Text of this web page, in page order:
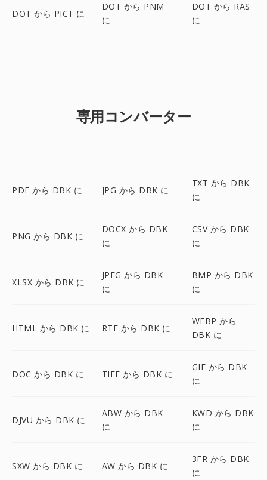
DOT から PICT に
DOT から PNM
に
DOT から RAS
に
専用コンバーター
PDF から DBK に JPG から DBK に
TXT から DBK
に
PNG から DBK に
DOCX から DBK
に
CSV から DBK
に
XLSX から DBK に
JPEG から DBK
に
BMP から DBK
に
HTML から DBK に RTF から DBK に
WEBP から
DBK に
DOC から DBK に TIFF から DBK に
GIF から DBK
に
DJVU から DBK に
ABW から DBK
に
KWD から DBK
に
SXW から DBK に AW から DBK に
3FR から DBK
に